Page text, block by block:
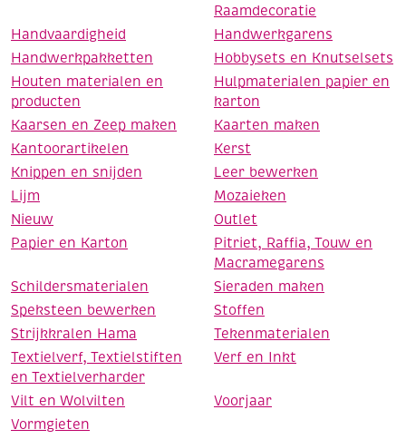
Raamdecoratie
Handvaardigheid
Handwerkgarens
Handwerkpakketten
Hobbysets en Knutselsets
Houten materialen en
producten
Hulpmaterialen papier en
karton
Kaarsen en Zeep maken
Kaarten maken
Kantoorartikelen
Kerst
Knippen en snijden
Leer bewerken
Lijm
Mozaieken
Nieuw
Outlet
Papier en Karton
Pitriet, Raffia, Touw en
Macramegarens
Schildersmaterialen
Sieraden maken
Speksteen bewerken
Stoffen
Strijkkralen Hama
Tekenmaterialen
Textielverf, Textielstiften
en Textielverharder
Verf en Inkt
Vilt en Wolvilten
Voorjaar
Vormgieten